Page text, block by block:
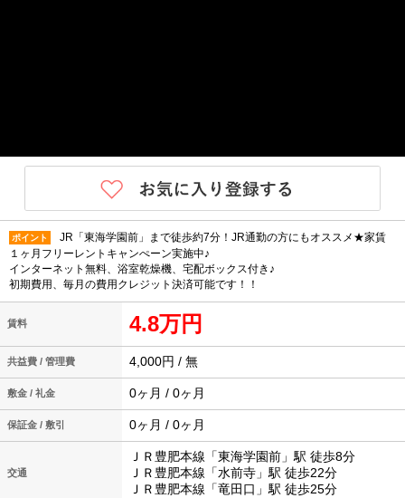
ポイント
JR「東海学園前」まで徒歩約7分！JR通勤の方にもオススメ★家賃
１ヶ月フリーレントキャンぺーン実施中♪
インターネット無料、浴室乾燥機、宅配ボックス付き♪
初期費用、毎月の費用クレジット決済可能です！！
賃料 4.8万円
共益費 / 管理費 4,000円 / 無
敷金 / 礼金 0ヶ月 / 0ヶ月
保証金 / 敷引 0ヶ月 / 0ヶ月
交通
ＪＲ豊肥本線「東海学園前」駅 徒歩8分
ＪＲ豊肥本線「水前寺」駅 徒歩22分
ＪＲ豊肥本線「竜田口」駅 徒歩25分